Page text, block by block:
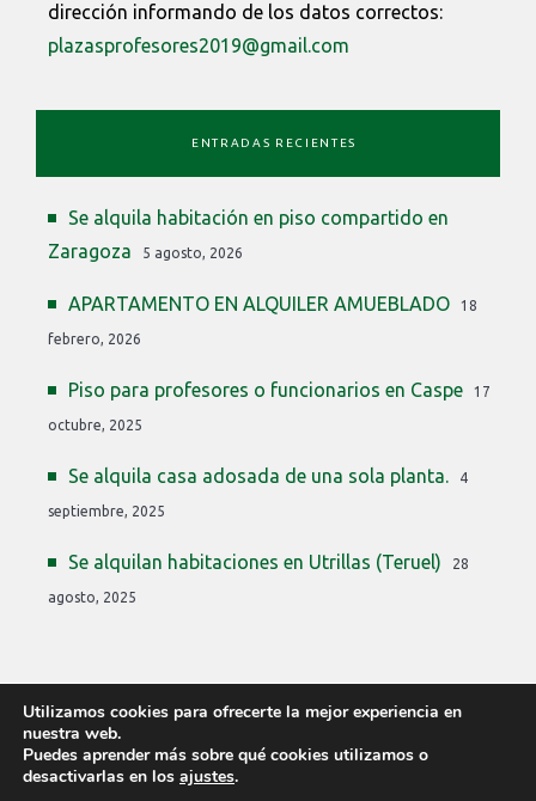
dirección informando de los datos correctos:
plazasprofesores2019@gmail.com
ENTRADAS RECIENTES
Se alquila habitación en piso compartido en
Zaragoza
5 agosto, 2026
APARTAMENTO EN ALQUILER AMUEBLADO 18
febrero, 2026
Piso para profesores o funcionarios en Caspe 17
octubre, 2025
Se alquila casa adosada de una sola planta. 4
septiembre, 2025
Se alquilan habitaciones en Utrillas (Teruel) 28
agosto, 2025
COPYRIGHT © 2026 PLAZAS PROFESORES ARAGÓN ·
Utilizamos cookies para ofrecerte la mejor experiencia en
nuestra web.
Puedes aprender más sobre qué cookies utilizamos o
desactivarlas en los ajustes.